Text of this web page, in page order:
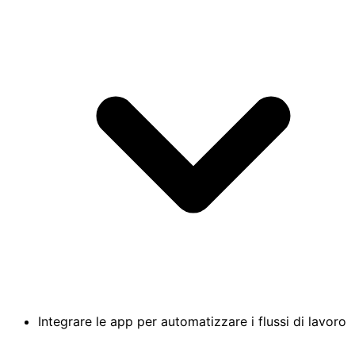
Integrare le app per automatizzare i flussi di lavoro